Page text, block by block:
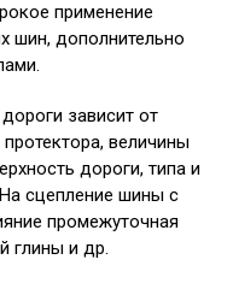
применение
шин, дополнительно
зависит от
величины
дороги, типа и
сцепление шины с
промежуточная
глины и др.